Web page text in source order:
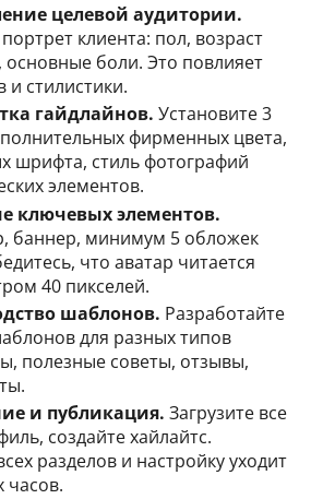
целевой аудитории.
клиента: пол, возраст
основные боли. Это повлияет
и стилистики.
гайдлайнов. Установите 3
фирменных цвета,
шрифта, стиль фотографий
элементов.
ключевых элементов.
баннер, минимум 5 обложек
что аватар читается
40 пикселей.
шаблонов. Разработайте
для разных типов
полезные советы, отзывы,
и публикация. Загрузите все
создайте хайлайтс.
разделов и настройку уходит
часов.